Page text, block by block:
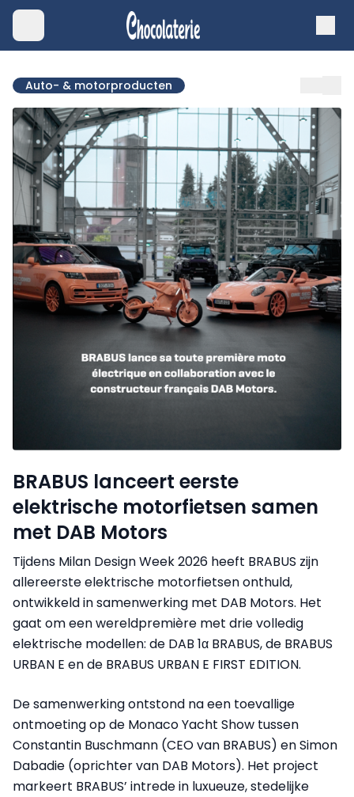
Auto- & motorproducten
BRABUS lanceert eerste
elektrische motorfietsen samen
met DAB Motors
Tijdens Milan Design Week 2026 heeft BRABUS zijn
allereerste elektrische motorfietsen onthuld,
ontwikkeld in samenwerking met DAB Motors. Het
gaat om een wereldpremière met drie volledig
elektrische modellen: de DAB 1α BRABUS, de BRABUS
URBAN E en de BRABUS URBAN E FIRST EDITION.
De samenwerking ontstond na een toevallige
ontmoeting op de Monaco Yacht Show tussen
Constantin Buschmann (CEO van BRABUS) en Simon
Dabadie (oprichter van DAB Motors). Het project
markeert BRABUS’ intrede in luxueuze, stedelijke